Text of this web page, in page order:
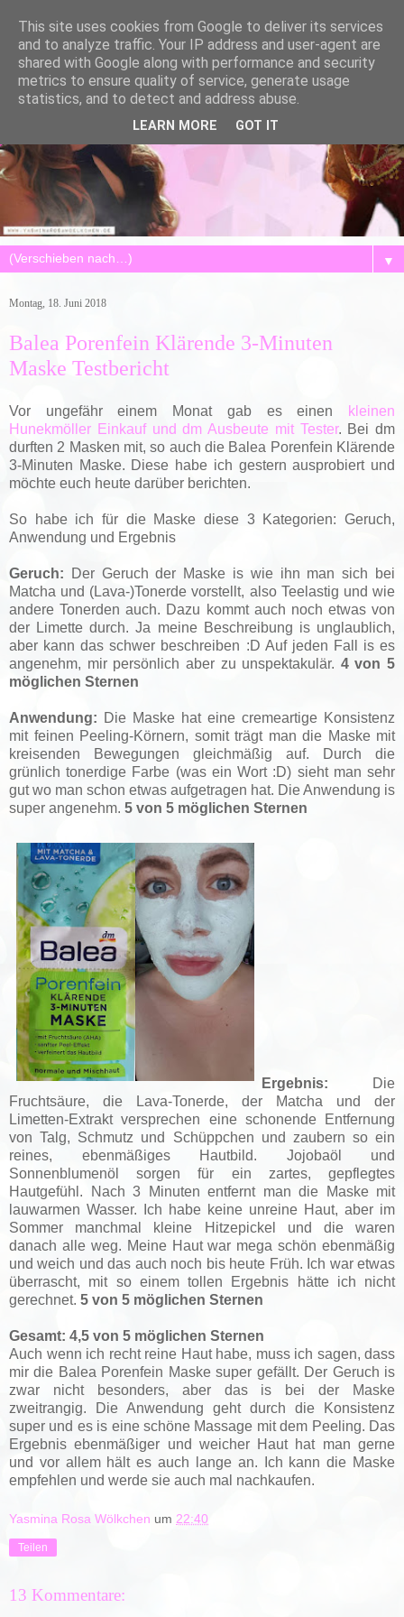
▼
Montag, 18. Juni 2018
Balea Porenfein Klärende 3-Minuten
Maske Testbericht
Vor ungefähr einem Monat gab es einen
kleinen
Hunekmöller Einkauf und dm Ausbeute mit Tester. Bei dm
durften 2 Masken mit, so auch die Balea Porenfein Klärende
3-Minuten Maske. Diese habe ich gestern ausprobiert und
möchte euch heute darüber berichten.
So habe ich für die Maske diese 3 Kategorien: Geruch,
Anwendung und Ergebnis
Geruch: Der Geruch der Maske is wie ihn man sich bei
Matcha und (Lava-)Tonerde vorstellt, also Teelastig und wie
andere Tonerden auch. Dazu kommt auch noch etwas von
der Limette durch. Ja meine Beschreibung is unglaublich,
aber kann das schwer beschreiben :D Auf jeden Fall is es
angenehm, mir persönlich aber zu unspektakulär. 4 von 5
möglichen Sternen
Anwendung: Die Maske hat eine cremeartige Konsistenz
mit feinen Peeling-Körnern, somit trägt man die Maske mit
kreisenden Bewegungen gleichmäßig auf. Durch die
grünlich tonerdige Farbe (was ein Wort :D) sieht man sehr
gut wo man schon etwas aufgetragen hat. Die Anwendung is
super angenehm. 5 von 5 möglichen Sternen
Ergebnis: Die
Fruchtsäure, die Lava-Tonerde, der Matcha und der
Limetten-Extrakt versprechen eine schonende Entfernung
von Talg, Schmutz und Schüppchen und zaubern so ein
reines, ebenmäßiges Hautbild. Jojobaöl und
Sonnenblumenöl sorgen für ein zartes, gepflegtes
Hautgefühl. Nach 3 Minuten entfernt man die Maske mit
lauwarmen Wasser. Ich habe keine unreine Haut, aber im
Sommer manchmal kleine Hitzepickel und die waren
danach alle weg. Meine Haut war mega schön ebenmäßig
und weich und das auch noch bis heute Früh. Ich war etwas
überrascht, mit so einem tollen Ergebnis hätte ich nicht
gerechnet. 5 von 5 möglichen Sternen
Gesamt: 4,5 von 5 möglichen Sternen
Auch wenn ich recht reine Haut habe, muss ich sagen, dass
mir die Balea Porenfein Maske super gefällt. Der Geruch is
zwar nicht besonders, aber das is bei der Maske
zweitrangig. Die Anwendung geht durch die Konsistenz
super und es is eine schöne Massage mit dem Peeling. Das
Ergebnis ebenmäßiger und weicher Haut hat man gerne
und vor allem hält es auch lange an. Ich kann die Maske
empfehlen und werde sie auch mal nachkaufen.
Yasmina Rosa Wölkchen um 22:40
Teilen
13 Kommentare:
This site uses cookies from Google to deliver its services
and to analyze traffic. Your IP address and user-agent are
shared with Google along with performance and security
metrics to ensure quality of service, generate usage
statistics, and to detect and address abuse.
LEARN MORE GOT IT